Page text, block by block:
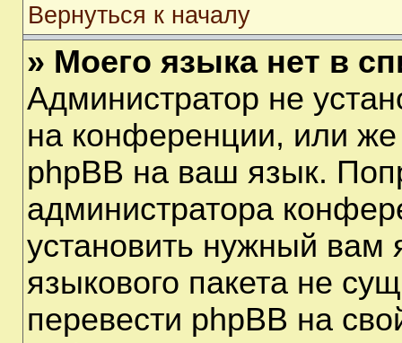
Вернуться к началу
» Моего языка нет в
Администратор не
на конференции, или же
phpBB на ваш язык.
администратора
установить нужный вам
языкового пакета не
перевести phpBB на